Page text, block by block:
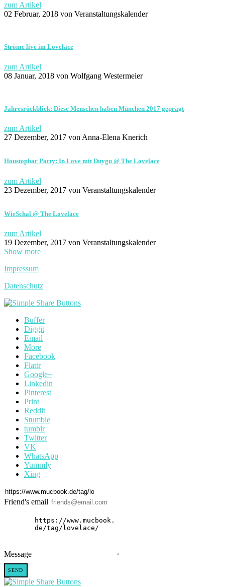
zum Artikel
02 Februar, 2018 von Veranstaltungskalender
Ströme live im Lovelace
zum Artikel
08 Januar, 2018 von Wolfgang Westermeier
Jahresrückblick: Diese Menschen haben München 2017 geprägt
zum Artikel
27 Dezember, 2017 von Anna-Elena Knerich
Houstopbar Party: In Love mit Duygu @ The Lovelace
zum Artikel
23 Dezember, 2017 von Veranstaltungskalender
WieSchal @ The Lovelace
zum Artikel
19 Dezember, 2017 von Veranstaltungskalender
Show more
Impressum
Datenschutz
Buffer
Diggit
Email
More
Facebook
Flattr
Google+
Linkedin
Pinterest
Print
Reddit
Stumble
tumblr
Twitter
VK
WhatsApp
Yummly
Xing
Friend's email
Message
SEND